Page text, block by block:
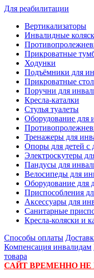
Для реабилитации
Вертикализаторы
Инвалидные
Прикроватные
Ходунки
Подъёмники для
Прикроватные
Поручни для
Кресла-каталки
Стулья туалеты
Оборудование для
Тренажеры для
Опоры для детей с
Электроскутеры
Пандусы для
Велосипеды для
Оборудование для
Приспособления
Аксессуары для
Санитарные
Кресла-коляски и
Способы оплаты
Компенсация инвалидам
товара
САЙТ ВРЕМЕННО НЕ